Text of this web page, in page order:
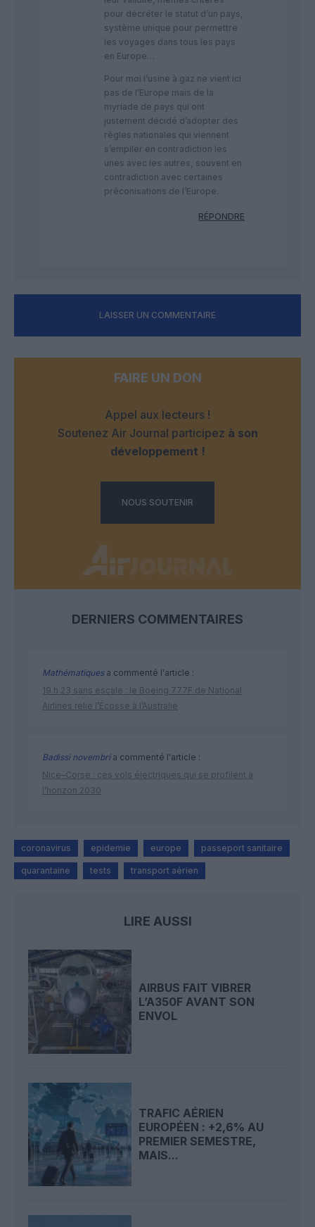
pour décréter le statut d’un pays,
système unique pour permettre
les voyages dans tous les pays
en Europe…
Pour moi l’usine à gaz ne vient ici
pas de l’Europe mais de la
myriade de pays qui ont
justement décidé d’adopter des
règles nationales qui viennent
s’empiler en contradiction les
unes avec les autres, souvent en
contradiction avec certaines
préconisations de l’Europe.
RÉPONDRE
LAISSER UN COMMENTAIRE
FAIRE UN DON
Appel aux lecteurs !
Soutenez Air Journal participez à son
développement !
NOUS SOUTENIR
DERNIERS COMMENTAIRES
Mathématiquesa commenté l'article :
19 h 23 sans escale : le Boeing 777F de National
Airlines relie l’Écosse à l’Australie
Badissi novembria commenté l'article :
Nice–Corse : ces vols électriques qui se profilent à
l’horizon 2030
coronavirus epidemie europe passeport sanitaire
quarantaine tests transport aérien
LIRE AUSSI
AIRBUS FAIT VIBRER
L’A350F AVANT SON
ENVOL
TRAFIC AÉRIEN
EUROPÉEN : +2,6% AU
PREMIER SEMESTRE,
MAIS...